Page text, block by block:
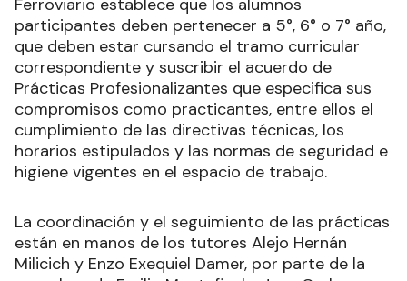
participantes deben pertenecer a 5°, 6° o 7° año,
que deben estar cursando el tramo curricular
correspondiente y suscribir el acuerdo de
Prácticas Profesionalizantes que especifica sus
compromisos como practicantes, entre ellos el
cumplimiento de las directivas técnicas, los
horarios estipulados y las normas de seguridad e
higiene vigentes en el espacio de trabajo.
La coordinación y el seguimiento de las prácticas
están en manos de los tutores Alejo Hernán
Milicich y Enzo Exequiel Damer, por parte de la